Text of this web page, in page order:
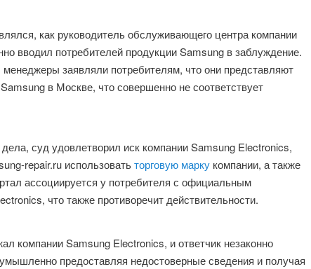
как руководитель обслуживающего центра компании
вводил потребителей продукции Samsung в заблуждение.
заявляли потребителям, что они представляют
в Москве, что совершенно не соответствует
суд удовлетворил иск компании Samsung Electronics,
repair.ru использоватьторговую марку компании, а также
ассоциируется у потребителя с официальным
что также противоречит действительности.
компании Samsung Electronics, и ответчик незаконно
предоставляя недостоверные сведения и получая